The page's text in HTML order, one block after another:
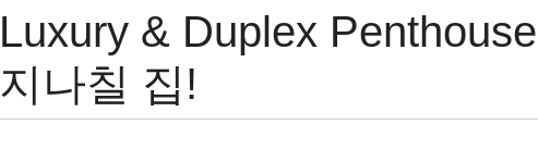
Luxury & Duplex
지나칠 집!